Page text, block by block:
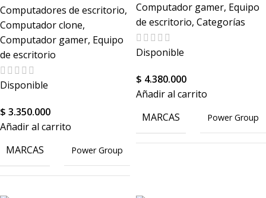
TIPO DE DISCO
Computadores de escritorio,
Computador clone,
Computador gamer, Equipo
de escritorio
Disponible
$ 3.350.000
Añadir al carrito
MARCAS
Power Group
Computador gamer, Equipo
de escritorio, Categorías
Disponible
$ 4.380.000
Añadir al carrito
MARCAS
Power Group